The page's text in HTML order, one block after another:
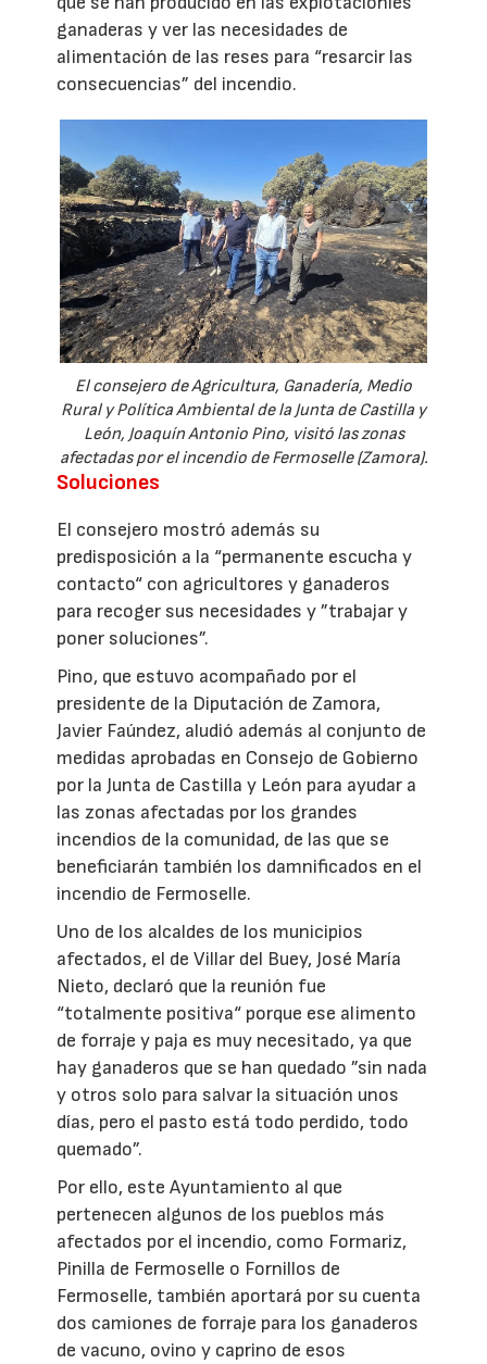
ganaderas y ver las necesidades de
alimentación de las reses para “resarcir las
consecuencias” del incendio.
El consejero de Agricultura, Ganadería, Medio
Rural y Política Ambiental de la Junta de Castilla y
León, Joaquín Antonio Pino, visitó las zonas
afectadas por el incendio de Fermoselle (Zamora).
Soluciones
El consejero mostró además su
predisposición a la “permanente escucha y
contacto“ con agricultores y ganaderos
para recoger sus necesidades y ”trabajar y
poner soluciones”.
Pino, que estuvo acompañado por el
presidente de la Diputación de Zamora,
Javier Faúndez, aludió además al conjunto de
medidas aprobadas en Consejo de Gobierno
por la Junta de Castilla y León para ayudar a
las zonas afectadas por los grandes
incendios de la comunidad, de las que se
beneficiarán también los damnificados en el
incendio de Fermoselle.
Uno de los alcaldes de los municipios
afectados, el de Villar del Buey, José María
Nieto, declaró que la reunión fue
“totalmente positiva“ porque ese alimento
de forraje y paja es muy necesitado, ya que
hay ganaderos que se han quedado ”sin nada
y otros solo para salvar la situación unos
días, pero el pasto está todo perdido, todo
quemado”.
Por ello, este Ayuntamiento al que
pertenecen algunos de los pueblos más
afectados por el incendio, como Formariz,
Pinilla de Fermoselle o Fornillos de
Fermoselle, también aportará por su cuenta
dos camiones de forraje para los ganaderos
de vacuno, ovino y caprino de esos